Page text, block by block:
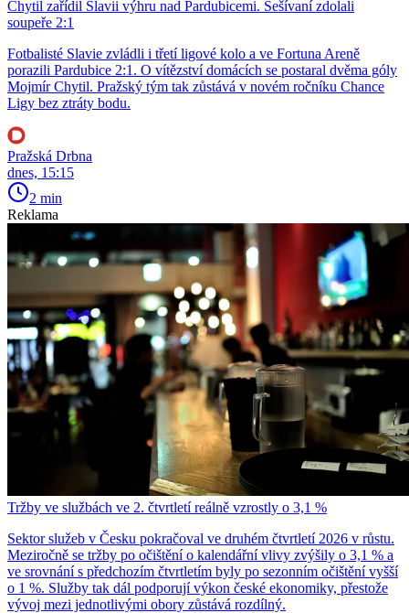
Chytil zařídil Slavii výhru nad Pardubicemi. Sešívaní zdolali
soupeře 2:1
Fotbalisté Slavie zvládli i třetí ligové kolo a ve Fortuna Areně
porazili Pardubice 2:1. O vítězství domácích se postaral dvěma góly
Mojmír Chytil. Pražský tým tak zůstává v novém ročníku Chance
Ligy bez ztráty bodu.
Pražská Drbna
dnes, 15:15
2 min
Reklama
Tržby ve službách ve 2. čtvrtletí reálně vzrostly o 3,1 %
Sektor služeb v Česku pokračoval ve druhém čtvrtletí 2026 v růstu.
Meziročně se tržby po očištění o kalendářní vlivy zvýšily o 3,1 % a
ve srovnání s předchozím čtvrtletím byly po sezonním očištění vyšší
o 1 %. Služby tak dál podporují výkon české ekonomiky, přestože
vývoj mezi jednotlivými obory zůstává rozdílný.